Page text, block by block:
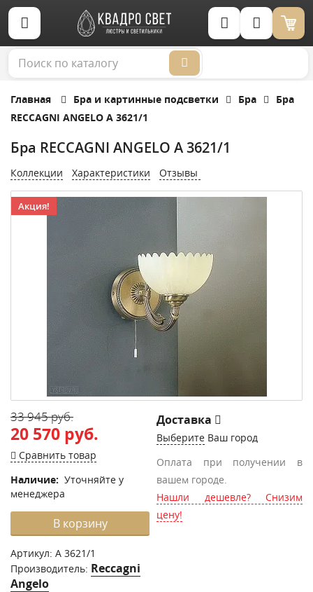
Корзина (0)
Главная Бра и картинные подсветки Бра
Бра
RECCAGNI ANGELO A 3621/1
Бра RECCAGNI ANGELO A 3621/1
Коллекции Характеристики Отзывы
Акция!
33 945 руб.
20 570 руб.
Сравнить товар
Наличие: Уточняйте у
менеджера
В корзину
Артикул: A 3621/1
Производитель: Reccagni
Angelo
Доставка
Выберите Ваш город
Оплата при получении в
вашем городе.
Нашли дешевле? Снизим
цену!